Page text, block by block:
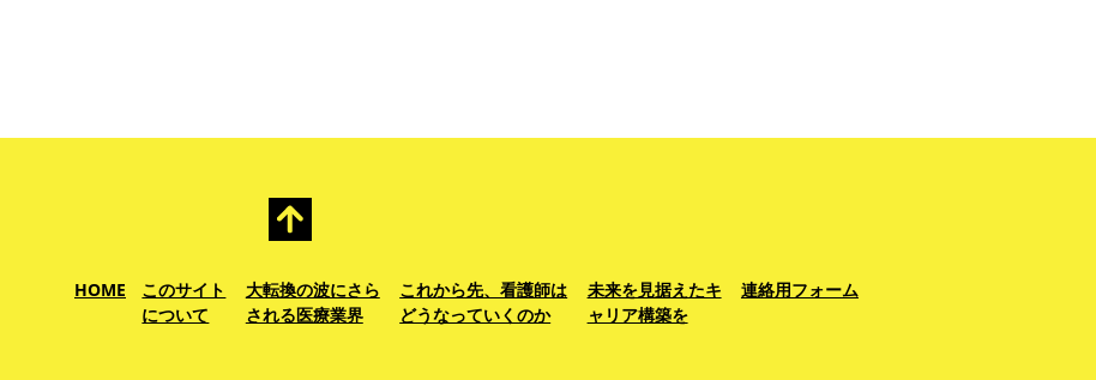
HOME
このサイト
について
大転換の波にさら
される医療業界
これから先、看護師は
どうなっていくのか
未来を見据えたキ
ャリア構築を
連絡用フォーム